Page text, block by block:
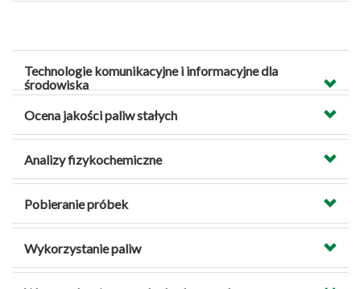
Technologie komunikacyjne i informacyjne dla
środowiska
Ocena jakości paliw stałych
Analizy fizykochemiczne
Pobieranie próbek
Wykorzystanie paliw